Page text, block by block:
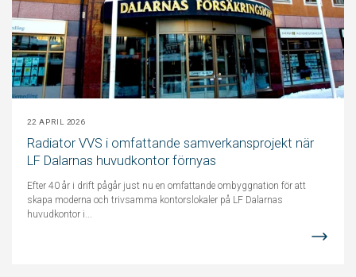
22 APRIL 2026
Radiator VVS i omfattande samverkansprojekt när
LF Dalarnas huvudkontor förnyas
Efter 40 år i drift pågår just nu en omfattande ombyggnation för att
skapa moderna och trivsamma kontorslokaler på LF Dalarnas
huvudkontor i...